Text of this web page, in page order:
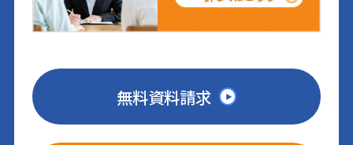
無料資料請求